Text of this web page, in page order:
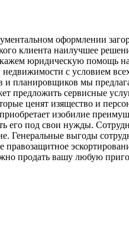
оформлении
клиента наилучшее
юридическую помощь на
с условием
и планировщиков мы
предложить сервисные
ценят изящество и
изобилие
его под свои нужды.
Генеральные выгоды
продать вашу любую